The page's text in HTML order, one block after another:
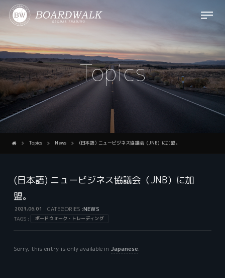
Topics
ー
シ
ョ
ン
を
開
閉
る
HomeTopics News (日本語) ニュービジネス協議会（JNB）に加盟。
(日本語) ニュービジネス協議会（JNB）に加
盟。
2021.06.01 CATEGORIES :NEWS
TAGS : ボードウォーク・トレーディング
Sorry, this entry is only available in Japanese.